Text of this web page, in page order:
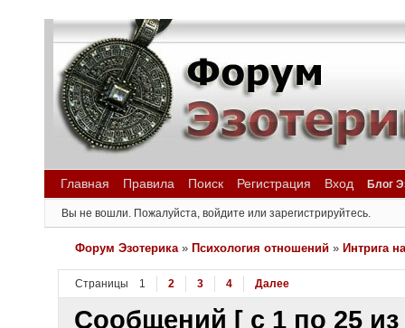
Главная Правила Поиск Регистрация Вход Блог
Вы не вошли. Пожалуйста, войдите или зарегистрируйтесь.
Форум Эзотерика » Психология отношений » Интрига
Страницы 1 2 3 4 Далее
Сообщений [ с 1 по 25 из